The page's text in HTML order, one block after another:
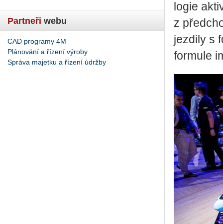
Partneři webu
CAD programy 4M
Plánování a řízení výroby
Správa majetku a řízení údržby
lo­gie
z
jez­di­ly s
for­mu­le